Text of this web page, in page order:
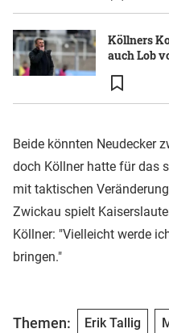
Köllners
auch Lob
Beide könnten Neudecker
doch Köllner hatte für das
mit taktischen
Zwickau spielt
Köllner: "Vielleicht werde
bringen."
Themen: Erik Tallig